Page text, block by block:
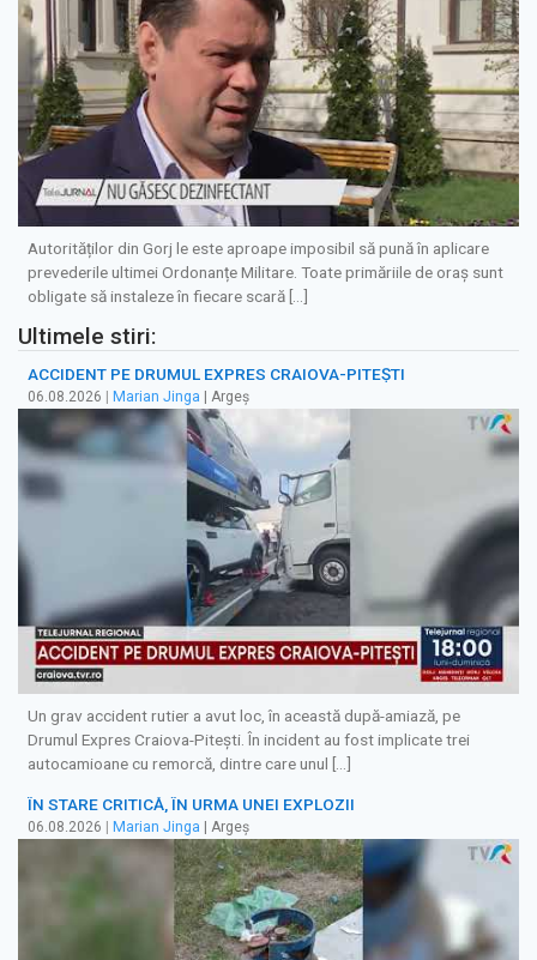
Autorităților din Gorj le este aproape imposibil să pună în aplicare
prevederile ultimei Ordonanțe Militare. Toate primăriile de oraș sunt
obligate să instaleze în fiecare scară […]
Ultimele stiri:
ACCIDENT PE DRUMUL EXPRES CRAIOVA-PITEȘTI
06.08.2026 | Marian Jinga | Argeș
Un grav accident rutier a avut loc, în această după-amiază, pe
Drumul Expres Craiova-Pitești. În incident au fost implicate trei
autocamioane cu remorcă, dintre care unul […]
ÎN STARE CRITICĂ, ÎN URMA UNEI EXPLOZII
06.08.2026 Marian Jinga | Argeș